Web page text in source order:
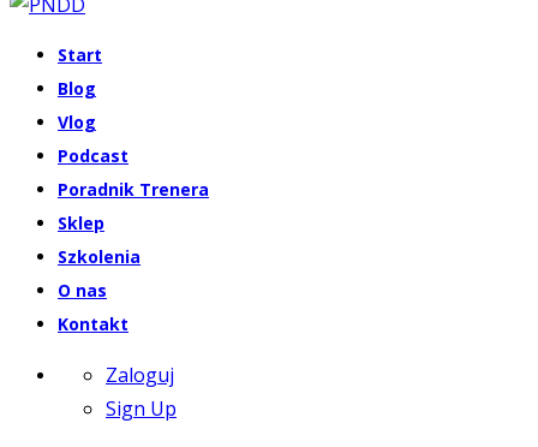
Start
Blog
Vlog
Podcast
Poradnik Trenera
Sklep
Szkolenia
O nas
Kontakt
Zaloguj
Sign Up